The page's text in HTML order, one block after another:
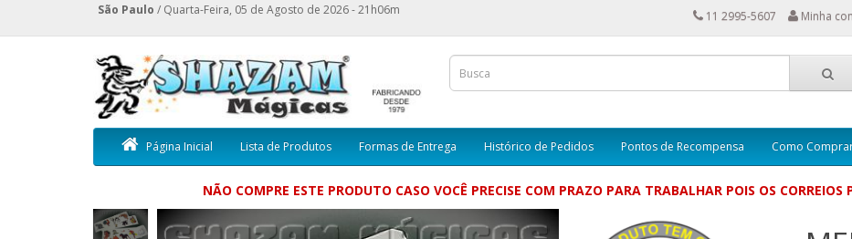
São Paulo / Quarta-Feira, 05 de Agosto de 2026 - 21h06m 11 2995-5607 Minha
Página Inicial Lista de Produtos Formas de Entrega Histórico de Pedidos Pontos de Recompensa Como
NÃO COMPRE ESTE PRODUTO CASO VOCÊ PRECISE COM PRAZO PARA TRABALHAR POIS OS